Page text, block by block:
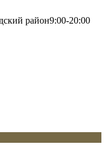
район9:00-20:00